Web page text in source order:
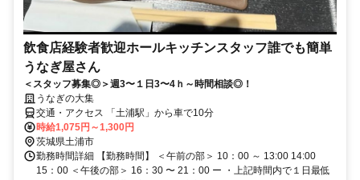
飲食店経験者歓迎ホールキッチンスタッフ誰でも簡単
うなぎ屋さん
＜スタッフ募集◎＞週3〜１日3〜4ｈ～時間相談◎！
うなぎの大集
交通・アクセス 「土浦駅」から車で10分
時給1,075円～1,300円
茨城県土浦市
勤務時間詳細 【勤務時間】 ＜午前の部＞ 10：00 ～ 13:00 14:00
15：00 ＜午後の部＞ 16：30 〜 21：00 ー ・上記時間内で１日最低